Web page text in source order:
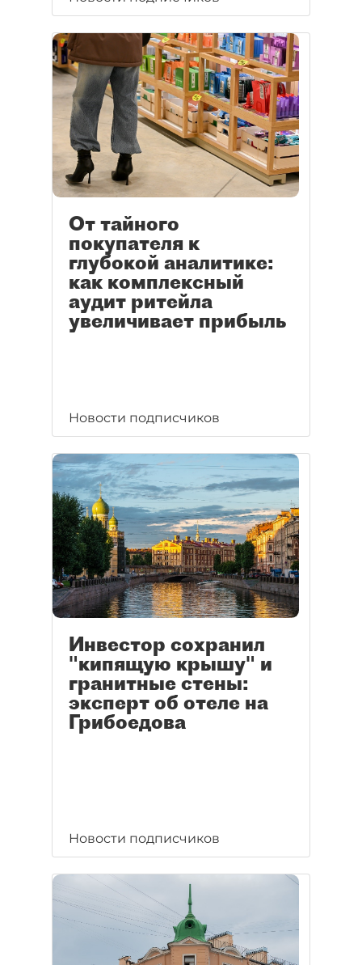
От тайного
покупателя к
глубокой аналитике:
как комплексный
аудит ритейла
увеличивает прибыль
Новости подписчиков
Инвестор сохранил
"кипящую крышу" и
гранитные стены:
эксперт об отеле на
Грибоедова
Новости подписчиков